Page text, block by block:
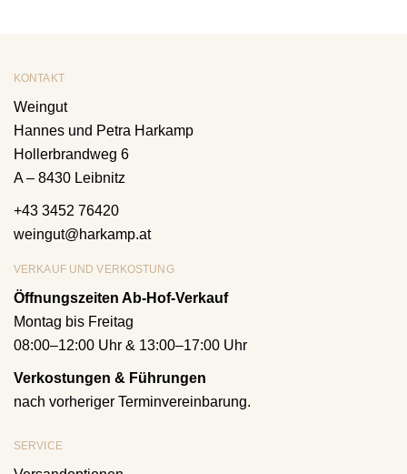
KONTAKT
Weingut
Hannes und Petra Harkamp
Hollerbrandweg 6
A – 8430 Leibnitz
+43 3452 76420
weingut@harkamp.at
VERKAUF UND VERKOSTUNG
Öffnungszeiten Ab-Hof-Verkauf
Montag bis Freitag
08:00–12:00 Uhr & 13:00–17:00 Uhr
Verkostungen & Führungen
nach vorheriger Terminvereinbarung.
SERVICE